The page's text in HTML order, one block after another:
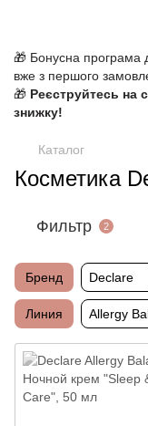
🎁 Бонусна програма
вже з першого
🎁 Реєструйтесь на
знижку!
Каталог
Косметика
Фильтр 2
Бренд Declare
Линия Allergy